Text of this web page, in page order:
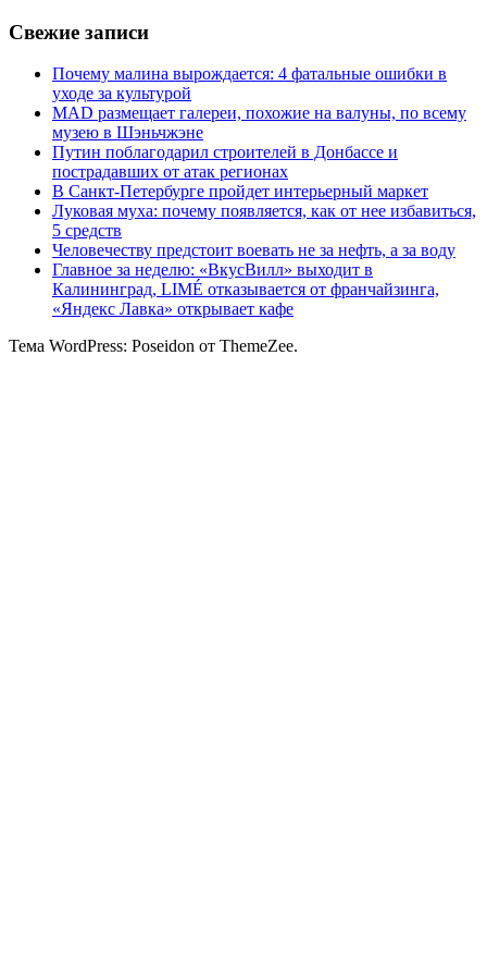
Свежие записи
Почему малина вырождается: 4 фатальные ошибки в
уходе за культурой
MAD размещает галереи, похожие на валуны, по всему
музею в Шэньчжэне
Путин поблагодарил строителей в Донбассе и
пострадавших от атак регионах
В Санкт-Петербурге пройдет интерьерный маркет
Луковая муха: почему появляется, как от нее избавиться,
5 средств
Человечеству предстоит воевать не за нефть, а за воду
Главное за неделю: «ВкусВилл» выходит в
Калининград, LIMÉ отказывается от франчайзинга,
«Яндекс Лавка» открывает кафе
Тема WordPress: Poseidon от ThemeZee.